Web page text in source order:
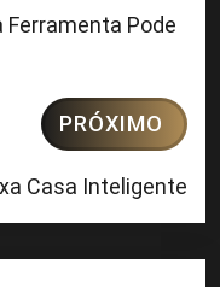
Ferramenta Pode
PRÓXIMO
Casa Inteligente